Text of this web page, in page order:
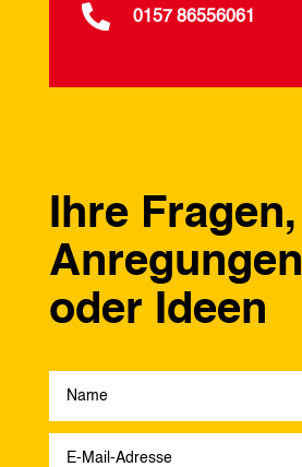
 0157 86556061
Ihre Fragen,
Anregungen
oder Ideen